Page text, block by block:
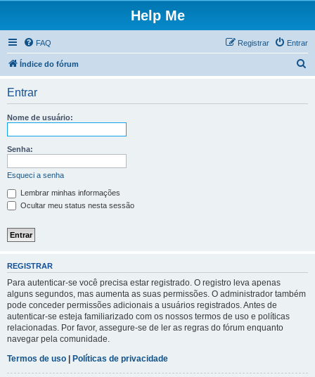
Help Me
FAQ Entrar
Registrar
Índice do fórum
Entrar
Nome de usuário:
Senha:
Esqueci a senha
Lembrar minhas informações
Ocultar meu status nesta sessão
REGISTRAR
Para autenticar-se você precisa estar registrado. O registro leva apenas
alguns segundos, mas aumenta as suas permissões. O administrador também
pode conceder permissões adicionais a usuários registrados. Antes de
autenticar-se esteja familiarizado com os nossos termos de uso e políticas
relacionadas. Por favor, assegure-se de ler as regras do fórum enquanto
navegar pela comunidade.
Termos de uso | Políticas de privacidade